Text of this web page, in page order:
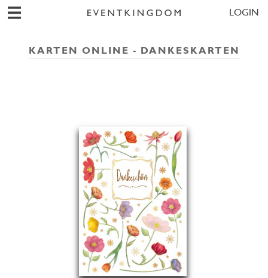
LOGIN
KARTEN ONLINE - DANKESKARTEN